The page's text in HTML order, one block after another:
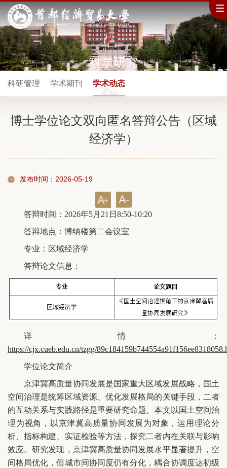
科学研究
科研管理 学术期刊 学术动态
博士学位论文双向匿名答辩公告（区域
经济学）
发布时间：2026-05-19
答辩时间：2026年5月21日8:50-10:20
答辩地点：博纳楼第二会议室
专业：区域经济学
答辩论文信息：
详情：
https://cjx.cueb.edu.cn/tzgg/
学位论文简介
京津冀高质量协同发展是国家重大区域发展战略，国土
空间治理是统筹区域资源、优化发展格局的关键手段，二者
的互动关系与实践路径是重要研究命题。本文以国土空间治
理为视角，以京津冀高质量协同发展为对象，运用理论分
析、指标构建、实证检验等方法，探究二者内在关联与影响
效应。研究发现，京津冀高质量协同发展水平显著提升，空
间格局优化，但城市间协同度仍有分化，耦合协调度达初级